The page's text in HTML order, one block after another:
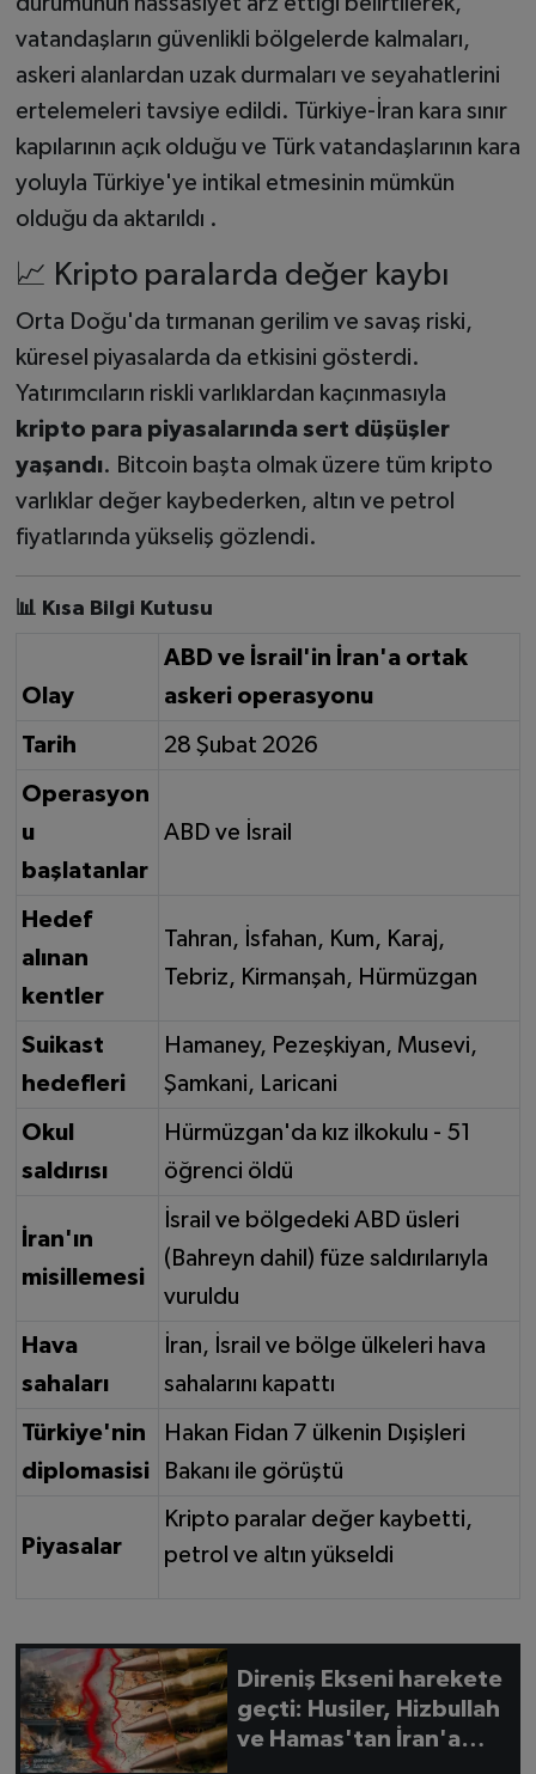
vatandaşların güvenlikli bölgelerde kalmaları,
askeri alanlardan uzak durmaları ve seyahatlerini
ertelemeleri tavsiye edildi. Türkiye-İran kara sınır
kapılarının açık olduğu ve Türk vatandaşlarının kara
yoluyla Türkiye'ye intikal etmesinin mümkün
olduğu da aktarıldı .
📈 Kripto paralarda değer kaybı
Orta Doğu'da tırmanan gerilim ve savaş riski,
küresel piyasalarda da etkisini gösterdi.
Yatırımcıların riskli varlıklardan kaçınmasıyla
kripto para piyasalarında sert düşüşler
yaşandı. Bitcoin başta olmak üzere tüm kripto
varlıklar değer kaybederken, altın ve petrol
fiyatlarında yükseliş gözlendi.
📊 Kısa Bilgi Kutusu
Olay
ABD ve İsrail'in İran'a ortak
askeri operasyonu
Tarih 28 Şubat 2026
Operasyon
u
başlatanlar
ABD ve İsrail
Hedef
alınan
kentler
Tahran, İsfahan, Kum, Karaj,
Tebriz, Kirmanşah, Hürmüzgan
Suikast
hedefleri
Hamaney, Pezeşkiyan, Musevi,
Şamkani, Laricani
Okul
saldırısı
Hürmüzgan'da kız ilkokulu - 51
öğrenci öldü
İran'ın
misillemesi
İsrail ve bölgedeki ABD üsleri
(Bahreyn dahil) füze saldırılarıyla
vuruldu
Hava
sahaları
İran, İsrail ve bölge ülkeleri hava
sahalarını kapattı
Türkiye'nin
diplomasisi
Hakan Fidan 7 ülkenin Dışişleri
Bakanı ile görüştü
Piyasalar
Kripto paralar değer kaybetti,
petrol ve altın yükseldi
Direniş Ekseni harekete
geçti: Husiler, Hizbullah
ve Hamas'tan İran'a